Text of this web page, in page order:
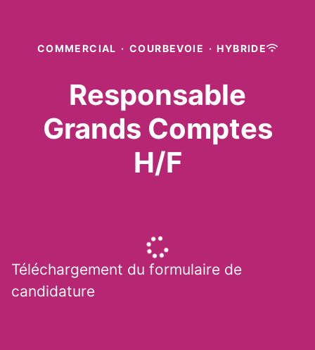
COMMERCIAL · COURBEVOIE · HYBRIDE
Responsable
Grands Comptes
H/F
Téléchargement du formulaire de
candidature